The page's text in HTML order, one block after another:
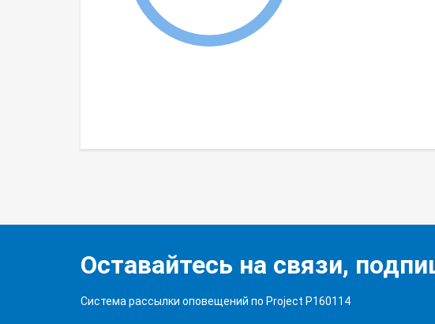
Оставайтесь на связи,
Система рассылки оповещений по Project P160114